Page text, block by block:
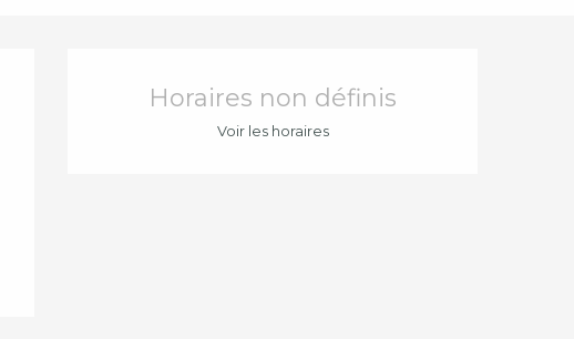
Ouverture et
Horaires non définis
Voir les horaires